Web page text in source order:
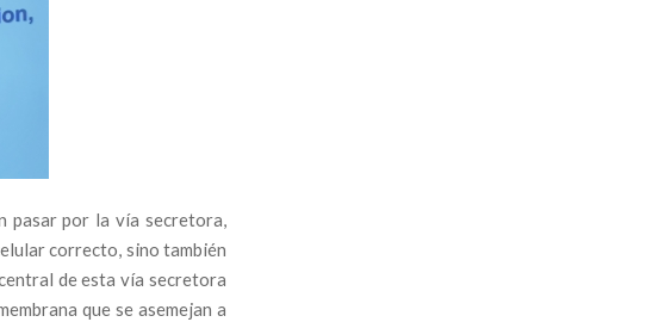
pasar por la vía secretora,
correcto, sino también
de esta vía secretora
que se asemejan a